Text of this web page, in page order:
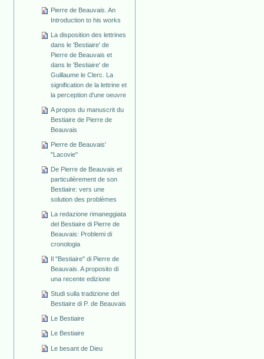
Pierre de Beauvais. An
Introduction to his works
La disposition des lettrines
dans le 'Bestiaire' de
Pierre de Beauvais et
dans le 'Bestiaire' de
Guillaume le Clerc. La
signification de la lettrine et
la perception d'une oeuvre
A propos du manuscrit du
Bestiaire de Pierre de
Beauvais
Pierre de Beauvais'
"Lacovie"
De Pierre de Beauvais et
particulièrement de son
Bestiaire: vers une
solution des problèmes
La redazione rimaneggiata
del Bestiaire di Pierre de
Beauvais: Problemi di
cronologia
Il "Bestiaire" di Pierre de
Beauvais. A proposito di
una recente edizione
Studi sulla tradizione del
Bestiaire di P. de Beauvais
Le Bestiaire
Le Bestiaire
Le besant de Dieu